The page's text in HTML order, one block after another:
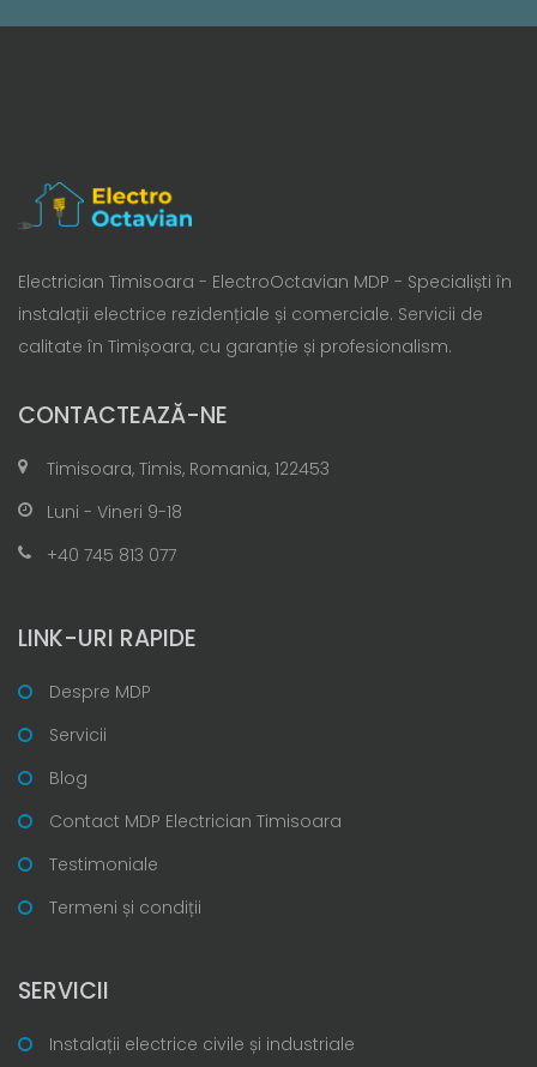
Electrician Timisoara - ElectroOctavian MDP - Specialiști în
instalații electrice rezidențiale și comerciale. Servicii de
calitate în Timișoara, cu garanție și profesionalism.
CONTACTEAZĂ-NE
Timisoara, Timis, Romania, 122453
Luni - Vineri 9-18
+40 745 813 077
LINK-URI RAPIDE
Despre MDP
Servicii
Blog
Contact MDP Electrician Timisoara
Testimoniale
Termeni și condiții
SERVICII
Instalații electrice civile și industriale